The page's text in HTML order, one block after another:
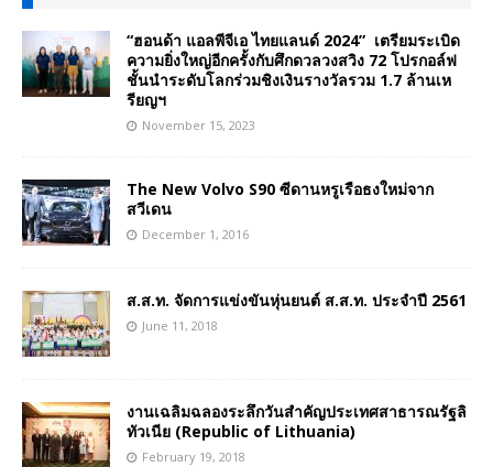
“ฮอนด้า แอลพีจีเอ ไทยแลนด์ 2024” เตรียมระเบิด
ความยิ่งใหญ่อีกครั้งกับศึกดวลวงสวิง 72 โปรกอล์ฟ
ชั้นนำระดับโลกร่วมชิงเงินรางวัลรวม 1.7 ล้านเห
รียญฯ
November 15, 2023
The New Volvo S90 ซีดานหรูเรือธงใหม่จาก
สวีเดน
December 1, 2016
ส.ส.ท. จัดการแข่งขันหุ่นยนต์ ส.ส.ท. ประจำปี 2561
June 11, 2018
งานเฉลิมฉลองระลึกวันสำคัญประเทศสาธารณรัฐลิ
ทัวเนีย (Republic of Lithuania)
February 19, 2018